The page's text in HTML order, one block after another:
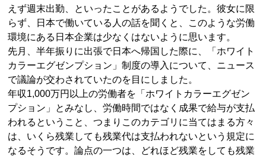
えず週末出勤、といったことがあるようでした。彼女に限
らず、日本で働いている人の話を聞くと、このような労働
環境にある日本企業は少なくはないように思います。
先月、半年振りに出張で日本へ帰国した際に、「ホワイト
カラーエグゼンプション」制度の導入について、ニュース
で議論が交わされていたのを目にしました。
年収1,000万円以上の労働者を「ホワイトカラーエグゼン
プション」とみなし、労働時間ではなく成果で給与が支払
われるということ、つまりこのカテゴリに当てはまる方々
は、いくら残業しても残業代は支払われないという規定に
なるそうです。論点の一つは、どれほど残業をしても残業